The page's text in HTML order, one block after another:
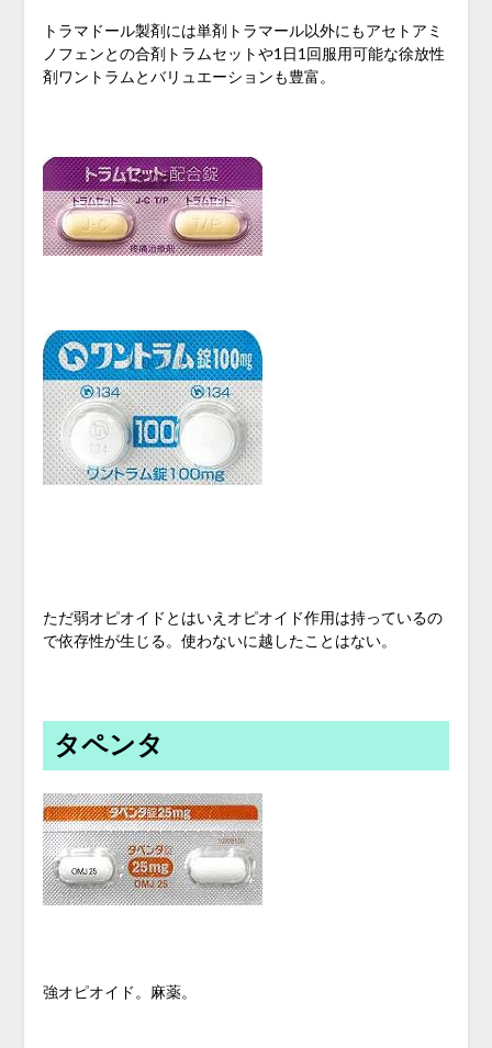
トラマドール製剤には単剤トラマール以外にもアセトアミ
ノフェンとの合剤トラムセットや1日1回服用可能な徐放性
剤ワントラムとバリュエーションも豊富。
ただ弱オピオイドとはいえオピオイド作用は持っているの
で依存性が生じる。使わないに越したことはない。
タペンタ
強オピオイド。麻薬。